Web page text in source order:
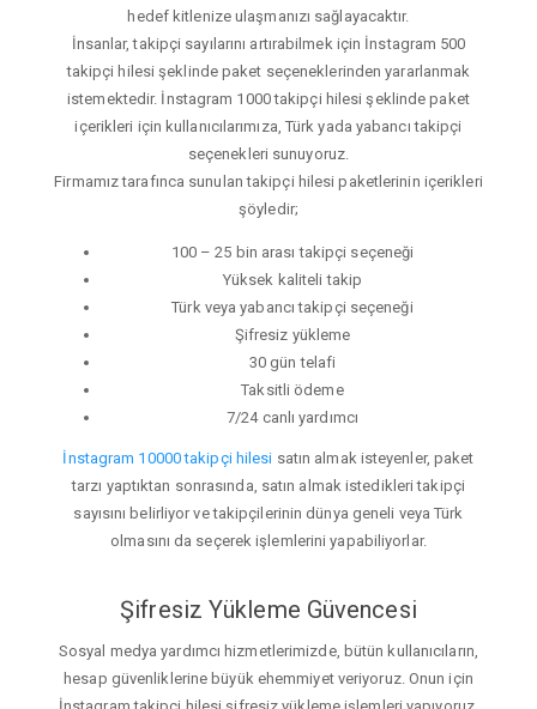
hedef kitlenize ulaşmanızı sağlayacaktır.
İnsanlar, takipçi sayılarını artırabilmek için İnstagram 500
takipçi hilesi şeklinde paket seçeneklerinden yararlanmak
istemektedir. İnstagram 1000 takipçi hilesi şeklinde paket
içerikleri için kullanıcılarımıza, Türk yada yabancı takipçi
seçenekleri sunuyoruz.
Firmamız tarafınca sunulan takipçi hilesi paketlerinin içerikleri
şöyledir;
100 – 25 bin arası takipçi seçeneği
Yüksek kaliteli takip
Türk veya yabancı takipçi seçeneği
Şifresiz yükleme
30 gün telafi
Taksitli ödeme
7/24 canlı yardımcı
İnstagram 10000 takipçi hilesi satın almak isteyenler, paket
tarzı yaptıktan sonrasında, satın almak istedikleri takipçi
sayısını belirliyor ve takipçilerinin dünya geneli veya Türk
olmasını da seçerek işlemlerini yapabiliyorlar.
Şifresiz Yükleme Güvencesi
Sosyal medya yardımcı hizmetlerimizde, bütün kullanıcıların,
hesap güvenliklerine büyük ehemmiyet veriyoruz. Onun için